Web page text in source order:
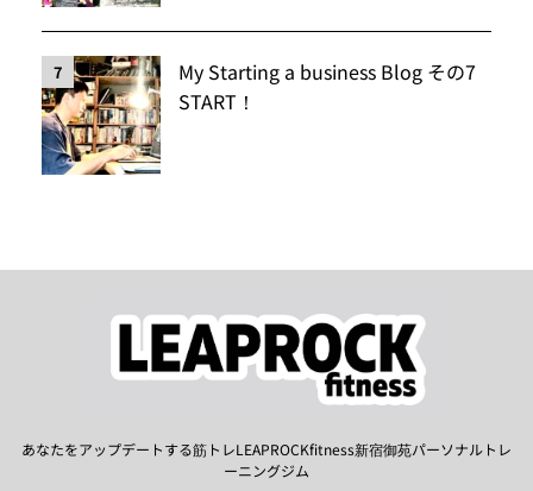
7
My Starting a business Blog その7
START！
あなたをアップデートする筋トレLEAPROCKfitness新宿御苑パーソナルトレ
ーニングジム